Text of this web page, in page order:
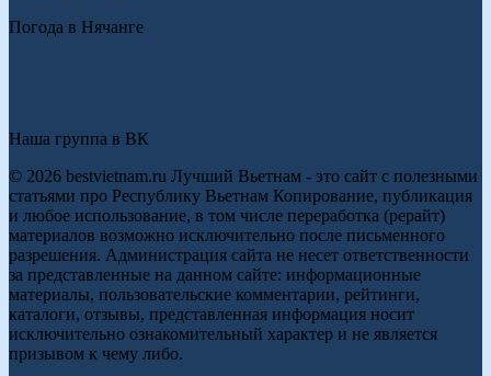
Погода в Нячанге
Наша группа в ВК
© 2026 bestvietnam.ru Лучший Вьетнам - это сайт с полезными
статьями про Республику Вьетнам Копирование, публикация
и любое использование, в том числе переработка (рерайт)
материалов возможно исключительно после письменного
разрешения. Администрация сайта не несет ответственности
за представленные на данном сайте: информационные
материалы, пользовательские комментарии, рейтинги,
каталоги, отзывы, представленная информация носит
исключительно ознакомительный характер и не является
призывом к чему либо.